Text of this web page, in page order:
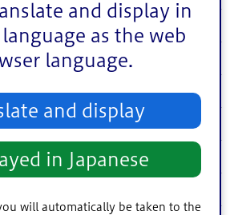
and display in
as the web
language.
and display
in Japanese
will automatically be taken to the